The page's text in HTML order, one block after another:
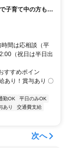
子育て中の方も活
間は応相談（平
（祝日は半日出
すすめポイン
あり！賞与あり 〇
勤OK
平日のみOK
あり
交通費支給
次へ